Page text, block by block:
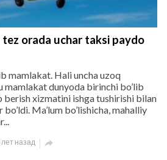
orada uchar taksi paydo
mamlakat. Hali uncha uzoq
mamlakat dunyoda birinchi bo’lib
xizmatini ishga tushirishi bilan
Ma’lum bo’lishicha, mahalliy
лет назад 